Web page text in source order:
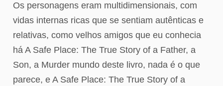
Os personagens eram multidimensionais, com
vidas internas ricas que se sentiam autênticas e
relativas, como velhos amigos que eu conhecia
há A Safe Place: The True Story of a Father, a
Son, a Murder mundo deste livro, nada é o que
parece, e A Safe Place: The True Story of a